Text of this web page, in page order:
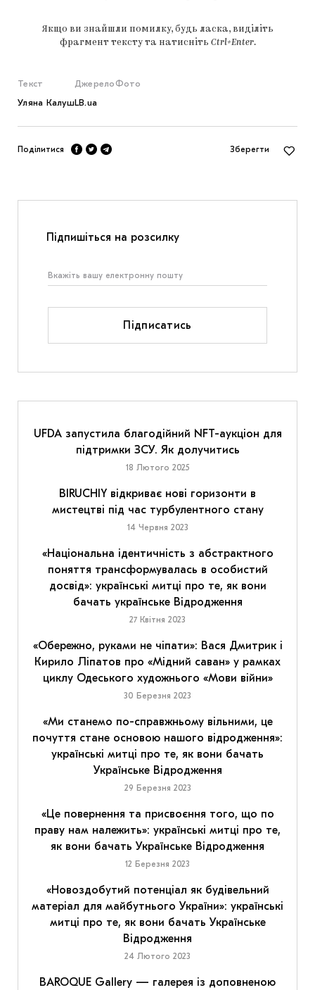
Якщо ви знайшли помилку, будь ласка, виділіть
фрагмент тексту та натисніть Ctrl+Enter.
Текст
Уляна Калуш
Джерело
LB.ua
Фото
Поділитися Зберегти
Підпишіться на розсилку
Підписатись
UFDA запустила благодійний NFT-аукціон для
підтримки ЗСУ. Як долучитись
18 Лютого 2025
BIRUCHIY відкриває нові горизонти в
мистецтві під час турбулентного стану
14 Червня 2023
«Національна ідентичність з абстрактного
поняття трансформувалась в особистий
досвід»: українські митці про те, як вони
бачать українське Відродження
27 Квітня 2023
«Обережно, руками не чіпати»: Вася Дмитрик і
Кирило Ліпатов про «Мідний саван» у рамках
циклу Одеського художнього «Мови війни»
30 Березня 2023
«Ми станемо по-справжньому вільними, це
почуття стане основою нашого відродження»:
українські митці про те, як вони бачать
Українське Відродження
29 Березня 2023
«Це повернення та присвоєння того, що по
праву нам належить»: українські митці про те,
як вони бачать Українське Відродження
12 Березня 2023
«Новоздобутий потенціал як будівельний
матеріал для майбутнього України»: українські
митці про те, як вони бачать Українське
Відродження
24 Лютого 2023
BAROQUE Gallery — галерея із доповненою